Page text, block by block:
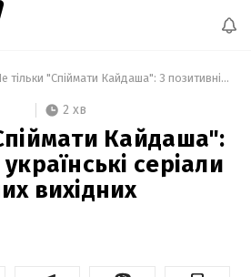
Не тільки "Спіймати Кайдаша": 3 позитивні українські серіали для ідеальних вихідних
2 хв
Кайдаша":
серіали
вихідних